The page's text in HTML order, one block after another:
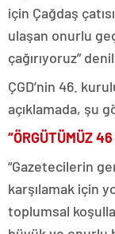
için Çağdaş
ulaşan onurlu
çağırıyoruz”
ÇGD’nin 46.
açıklamada, şu
“ÖRGÜTÜMÜZ
“Gazetecilerin
karşılamak için
toplumsal